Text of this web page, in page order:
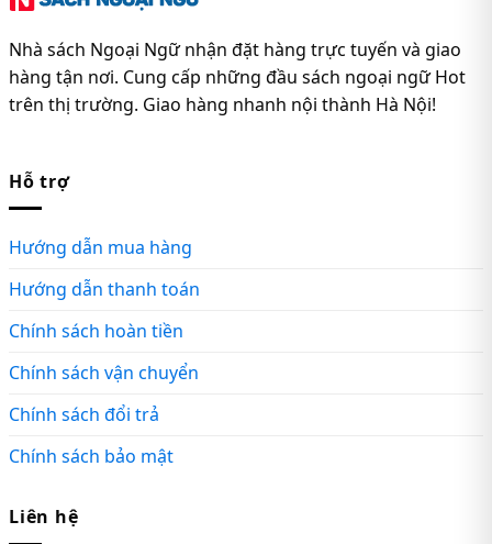
Nhà sách Ngoại Ngữ nhận đặt hàng trực tuyến và giao
hàng tận nơi. Cung cấp những đầu sách ngoại ngữ Hot
trên thị trường. Giao hàng nhanh nội thành Hà Nội!
Hỗ trợ
Hướng dẫn mua hàng
Hướng dẫn thanh toán
Chính sách hoàn tiền
Chính sách vận chuyển
Chính sách đổi trả
Chính sách bảo mật
Liên hệ